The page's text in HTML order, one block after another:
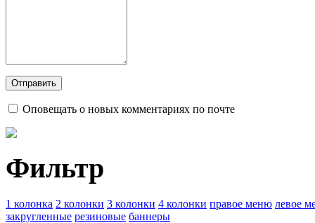
Оповещать о новых комментариях по почте
Фильтр
1 колонка 2 колонки 3 колонки 4 колонки правое меню левое
закругленные резиновые баннеры